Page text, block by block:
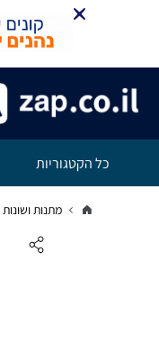
כל הקטגוריות
מתנות ושונות